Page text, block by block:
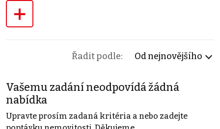
+
Řadit podle: Od nejnovějšího
Vašemu zadání neodpovídá žádná
nabídka
Upravte prosím zadaná kritéria a nebo zadejte